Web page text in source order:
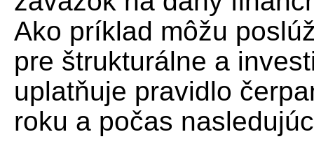
Ako príklad môžu
pre štrukturálne a
uplatňuje pravidlo
roku a počas